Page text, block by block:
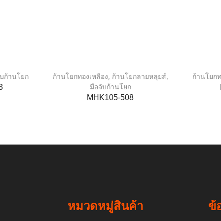
ก้านโยก
ก้านโยกทองเหลือง, ก้านโยกลายหลุยส์,
มือจับก้านโยก
MHK105-508
ก้านโยก
หมวดหมู่สินค้า ข้